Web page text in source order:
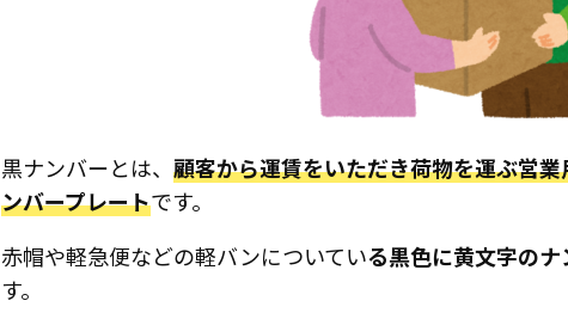
黒ナンバーとは、 顧客から運賃をいただき荷物を運ぶ営
ンバープレートです。
赤帽や軽急便などの軽バンについている黒色に黄文字の
す。